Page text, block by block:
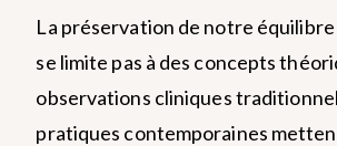
La préservation de notre
se limite pas à des concepts
observations cliniques
pratiques contemporaines